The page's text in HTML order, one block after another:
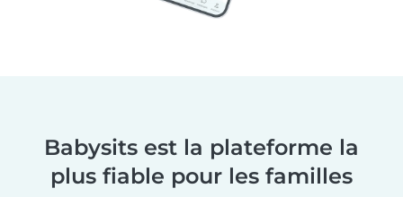
Babysits est la plateforme la
plus fiable pour les familles